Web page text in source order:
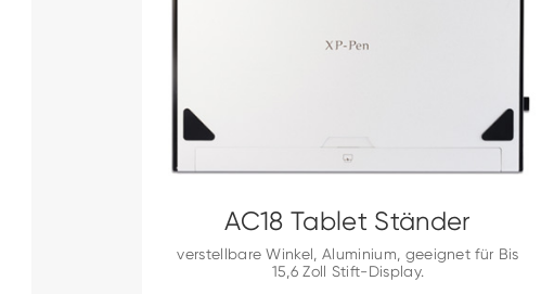
AC18 Tablet Ständer
verstellbare Winkel, Aluminium, geeignet für Bis
15,6 Zoll Stift-Display.